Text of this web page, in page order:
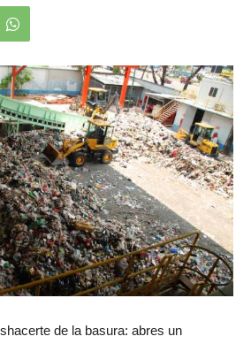
de la basura: abres un